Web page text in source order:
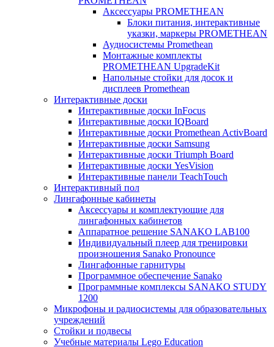
Аксессуары PROMETHEAN
Блоки питания, интерактивные
указки, маркеры PROMETHEAN
Аудиосистемы Promethean
Монтажные комплекты
PROMETHEAN UpgradeKit
Напольные стойки для досок и
дисплеев Promethean
Интерактивные доски
Интерактивные доски InFocus
Интерактивные доски IQBoard
Интерактивные доски Promethean ActivBoard
Интерактивные доски Samsung
Интерактивные доски Triumph Board
Интерактивные доски YesVision
Интерактивные панели TeachTouch
Интерактивный пол
Лингафонные кабинеты
Аксессуары и комплектующие для
лингафонных кабинетов
Аппаратное решение SANAKO LAB100
Индивидуальный плеер для тренировки
произношения Sanako Pronounce
Лингафонные гарнитуры
Программное обеспечение Sanako
Программные комплексы SANAKO STUDY
1200
Микрофоны и радиосистемы для образовательных
учреждений
Стойки и подвесы
Учебные материалы Lego Education